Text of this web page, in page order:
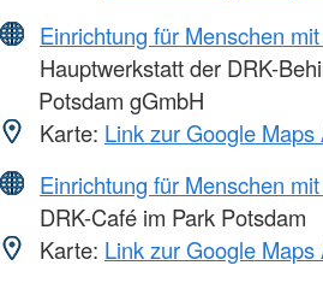
Einrichtung für Menschen
Hauptwerkstatt der DRK-
Potsdam gGmbH
Karte: Link zur Google Maps
Einrichtung für Menschen
DRK-Café im Park Potsdam
Karte: Link zur Google Maps